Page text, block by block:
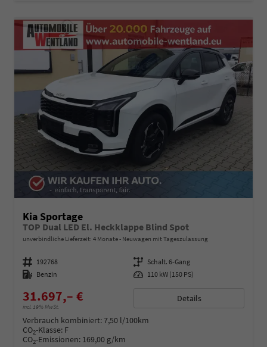
Kia Sportage
TOP Dual LED El. Heckklappe Blind Spot
unverbindliche Lieferzeit: 4 Monate Neuwagen mit Tageszulassung
Fahrzeugnummer 192768 Getriebe Schalt. 6-Gang
Kraftstoff Benzin Leistung 110 kW (150 PS)
31.697,– €
incl. 19% MwSt.
Details
Verbrauch kombiniert:7,50 l/100km
CO2-Klasse: F
CO2-Emissionen: 169,00 g/km